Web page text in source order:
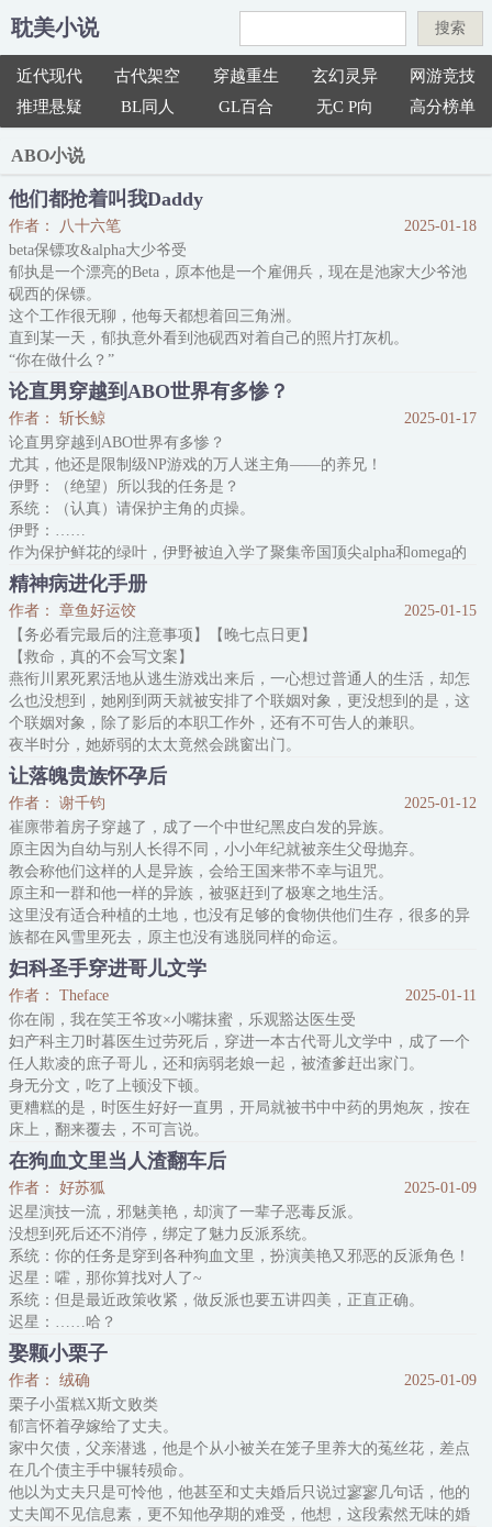
耽美小说 搜索
近代现代 古代架空 穿越重生 玄幻灵异
网游竞技
推理悬疑
BL同人 GL百合 无C P向 高分榜单
ABO小说
他们都抢着叫我Daddy
作者： 八十六笔
2025-01-18
beta保镖攻&alpha大少爷受
郁执是一个漂亮的Beta，原本他是一个雇佣兵，现在是池家大少爷池
砚西的保镖。
这个工作很无聊，他每天都想着回三角洲。
直到某一天，郁执意外看到池砚西对着自己的照片打灰机。
“你在做什么？”
年轻的alpha吓到呆滞。
漂亮的beta强势的从他手中抽出照片，一下下拍到他脸上，仿佛是落
下的巴掌。
alpha的脸却越来越红。
beta轻嗤一声:“变态的家伙。”
又一天他看到对方拿着他的鞋按在那里打灰机。
他一脚踩上去:“爽吗？”
*
池砚西想不起来自己
论直男穿越到ABO世界有多惨？
作者： 斩长鲸
2025-01-17
论直男穿越到ABO世界有多惨？
尤其，他还是限制级NP游戏的万人迷主角——的养兄！
伊野：（绝望）所以我的任务是？
系统：（认真）请保护主角的贞操。
伊野：……
作为保护鲜花的绿叶，伊野被迫入学了聚集帝国顶尖alpha和omega的
第一军校。不仅要担心自己一个Beta会不会被霸凌，还要时时刻刻守
护柔弱弟弟的身体！
有Alpha邀请弟弟跳舞，他大跨步冲上去，笑眯眼：“我弟弟腿脚不
好，我来，我来。”
有Alpha想和弟弟当同桌，他一屁股挤过去：“不好意思，我和我弟从
小就是连体婴儿，分开一下都会出
精神病进化手册
作者： 章鱼好运饺
2025-01-15
【务必看完最后的注意事项】【晚七点日更】
【救命，真的不会写文案】
燕衔川累死累活地从逃生游戏出来后，一心想过普通人的生活，却怎
么也没想到，她刚到两天就被安排了个联姻对象，更没想到的是，这
个联姻对象，除了影后的本职工作外，还有不可告人的兼职。
夜半时分，她娇弱的太太竟然会跳窗出门。
燕衔川：如果没记错，这可是99楼。我是该假装沉默，还是该提醒她
多穿件衣服呢？
又一次晚上，太太倒是没跳窗，改撬她的房门了，燕衔川梦中惊醒，
本着礼貌待人的原则，对着床边的不速之客打了声招呼：“晚上好？”
然后她就得到
让落魄贵族怀孕后
作者： 谢千钧
2025-01-12
崔廪带着房子穿越了，成了一个中世纪黑皮白发的异族。
原主因为自幼与别人长得不同，小小年纪就被亲生父母抛弃。
教会称他们这样的人是异族，会给王国来带不幸与诅咒。
原主和一群和他一样的异族，被驱赶到了极寒之地生活。
这里没有适合种植的土地，也没有足够的食物供他们生存，很多的异
族都在风雪里死去，原主也没有逃脱同样的命运。
崔廪穿越过来的时候，第二批异族也被驱赶了到这里，其中还有一个
特别貌美的小贵族，
小贵族为了能活下去无所不用其极，是个心思狡诈的恶毒小人。
因为崔廪在一群异族里最有本事还是个alp
妇科圣手穿进哥儿文学
作者： Theface
2025-01-11
你在闹，我在笑王爷攻×小嘴抹蜜，乐观豁达医生受
妇产科主刀时暮医生过劳死后，穿进一本古代哥儿文学中，成了一个
任人欺凌的庶子哥儿，还和病弱老娘一起，被渣爹赶出家门。
身无分文，吃了上顿没下顿。
更糟糕的是，时医生好好一直男，开局就被书中中药的男炮灰，按在
床上，翻来覆去，不可言说。
后续更是喜提炮灰娘子的“高贵”身份，跟炮灰一起流放千里。
这结局时大夫不能接受，趁着炮灰还没醒，连夜跑路。
带着病弱娘亲，住在四面漏风的小屋里，没钱吃饭。
没事！
作为优秀的妇产科医生，还携带着现代医疗空间，时大夫
在狗血文里当人渣翻车后
作者： 好苏狐
2025-01-09
迟星演技一流，邪魅美艳，却演了一辈子恶毒反派。
没想到死后还不消停，绑定了魅力反派系统。
系统：你的任务是穿到各种狗血文里，扮演美艳又邪恶的反派角色！
迟星：嚯，那你算找对人了~
系统：但是最近政策收紧，做反派也要五讲四美，正直正确。
迟星：……哈？
校园文里，系统：你是个叛逆校霸，在学校里横行霸道、无人敢惹，
对学霸男主各种骚扰。
迟星：就校园霸凌对吧，懂了，没问题～
系统：但你必须遵守《中小学生守则》。
迟星：？
娱乐圈文里，系统：你是个花心恶少，外热内冷、流连花丛，对纯情
男主虐身虐
娶颗小栗子
作者： 绒确
2025-01-09
栗子小蛋糕X斯文败类
郁言怀着孕嫁给了丈夫。
家中欠债，父亲潜逃，他是个从小被关在笼子里养大的菟丝花，差点
在几个债主手中辗转殒命。
他以为丈夫只是可怜他，他甚至和丈夫婚后只说过寥寥几句话，他的
丈夫闻不见信息素，更不知他孕期的难受，他想，这段索然无味的婚